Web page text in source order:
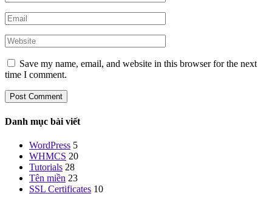
Save my name, email, and website in this browser for the next
time I comment.
Danh mục bài viết
WordPress 5
WHMCS 20
Tutorials 28
Tên miền 23
SSL Certificates 10